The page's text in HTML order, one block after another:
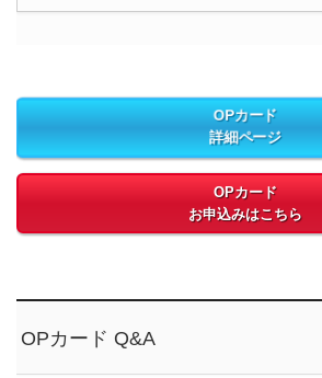
OPカード
詳細ページ
OPカード
お申込みはこちら
OPカード Q&A